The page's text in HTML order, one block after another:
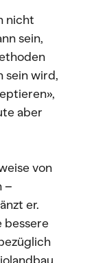
nicht
sein,
sein wird,
aber
von
–
er.
bessere